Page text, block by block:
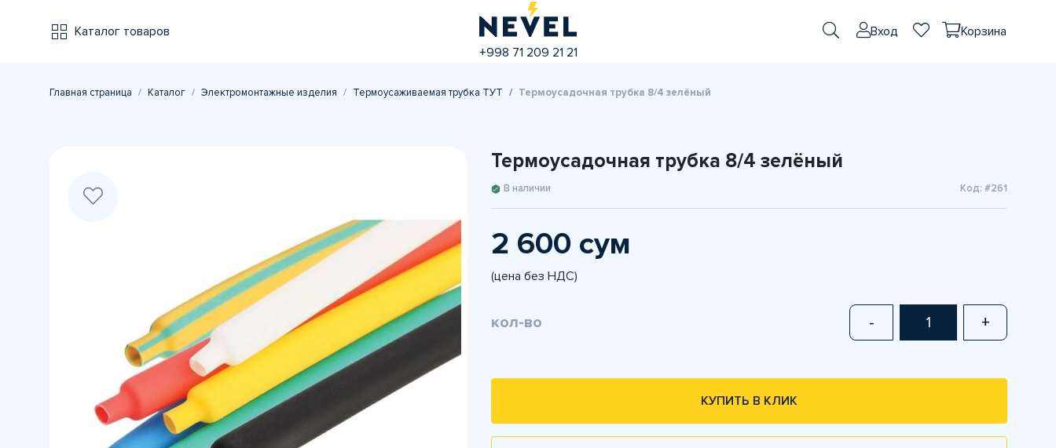
Каталог товаров
+998 71 209 21 21
Вход Корзина
Главная страница Каталог Электромонтажные изделия Термоусаживаемая трубка ТУТ Термоусадочная трубка 8/4 зелёный
Термоусадочная трубка 8/4 зелёный
В наличии Код: #261
2 600 сум
(цена без НДС)
кол-во - +
КУПИТЬ В КЛИК